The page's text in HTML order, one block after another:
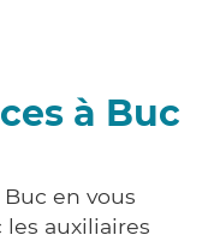
à Buc
en vous
auxiliaires